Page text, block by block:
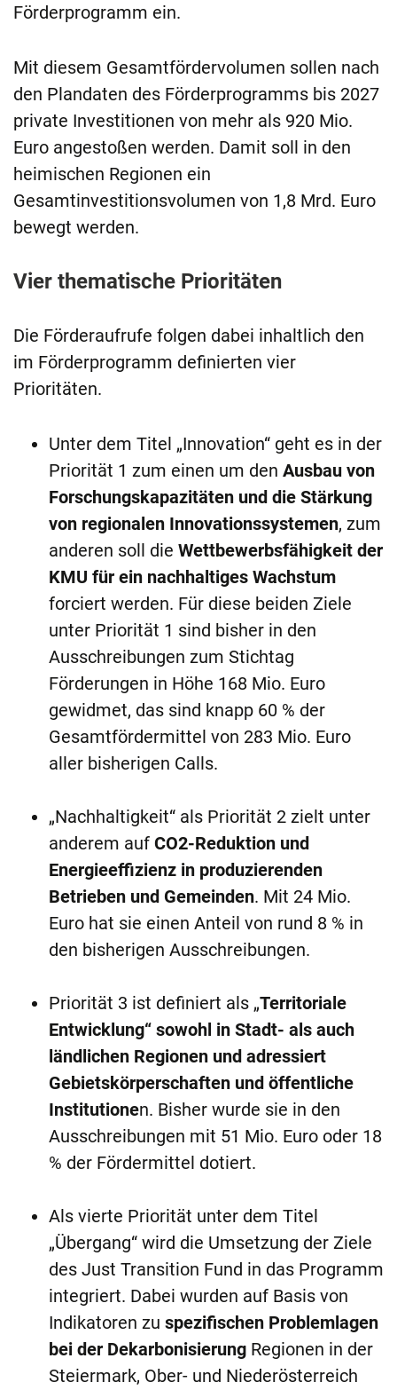
Förderprogramm ein.
Mit diesem Gesamtfördervolumen sollen nach
den Plandaten des Förderprogramms bis 2027
private Investitionen von mehr als 920 Mio.
Euro angestoßen werden. Damit soll in den
heimischen Regionen ein
Gesamtinvestitionsvolumen von 1,8 Mrd. Euro
bewegt werden.
Vier thematische Prioritäten
Die Förderaufrufe folgen dabei inhaltlich den
im Förderprogramm definierten vier
Prioritäten.
Unter dem Titel „Innovation“ geht es in der
Priorität 1 zum einen um den Ausbau von
Forschungskapazitäten und die Stärkung
von regionalen Innovationssystemen, zum
anderen soll die Wettbewerbsfähigkeit der
KMU für ein nachhaltiges Wachstum
forciert werden. Für diese beiden Ziele
unter Priorität 1 sind bisher in den
Ausschreibungen zum Stichtag
Förderungen in Höhe 168 Mio. Euro
gewidmet, das sind knapp 60 % der
Gesamtfördermittel von 283 Mio. Euro
aller bisherigen Calls.
„Nachhaltigkeit“ als Priorität 2 zielt unter
anderem auf CO2-Reduktion und
Energieeffizienz in produzierenden
Betrieben und Gemeinden. Mit 24 Mio.
Euro hat sie einen Anteil von rund 8 % in
den bisherigen Ausschreibungen.
Priorität 3 ist definiert als „Territoriale
Entwicklung“ sowohl in Stadt- als auch
ländlichen Regionen und adressiert
Gebietskörperschaften und öffentliche
Institutionen. Bisher wurde sie in den
Ausschreibungen mit 51 Mio. Euro oder 18
% der Fördermittel dotiert.
Als vierte Priorität unter dem Titel
„Übergang“ wird die Umsetzung der Ziele
des Just Transition Fund in das Programm
integriert. Dabei wurden auf Basis von
Indikatoren zu spezifischen Problemlagen
bei der Dekarbonisierung Regionen in der
Steiermark, Ober- und Niederösterreich